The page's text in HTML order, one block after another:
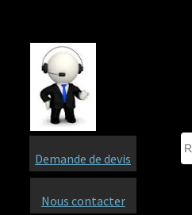
Demande de devis
Nous contacter